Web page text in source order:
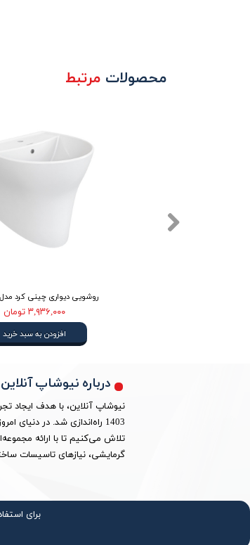
روشویی دیواری چینی کرد مدل
۳,۹۳۶,۰۰۰ تومان
افزودن به سبد خرید
محصولات مرتبط
برای
درباره نیوشاپ آنلاین
نیوشاپ آنلاین، با هدف ایجاد
1403 راه‌اندازی شد. در
تلاش می‌کنیم تا با ارائه
گرمایشی، نیازهای تاسیسات